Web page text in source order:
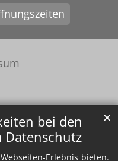
bei den
Datenschutz
Erlebnis bieten.
✕